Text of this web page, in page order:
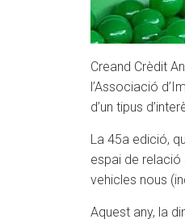
Creand Crèdit
l’Associació
d’un tipus
La 45a edició,
espai de relació
vehicles nous
Aquest any, la